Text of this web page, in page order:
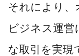
それにより
ビジネス運
な取引を実現